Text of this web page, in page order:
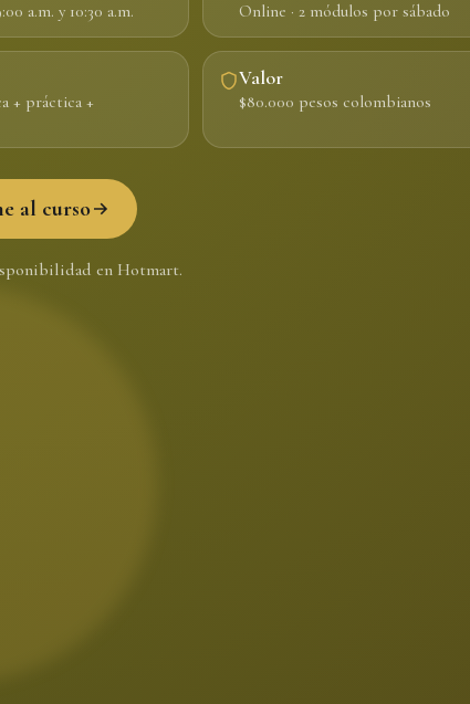
a.m. y 10:30 a.m. Online · 2 módulos por sábado
+ práctica +
Valor
$80.000 pesos colombianos
al curso
en Hotmart.